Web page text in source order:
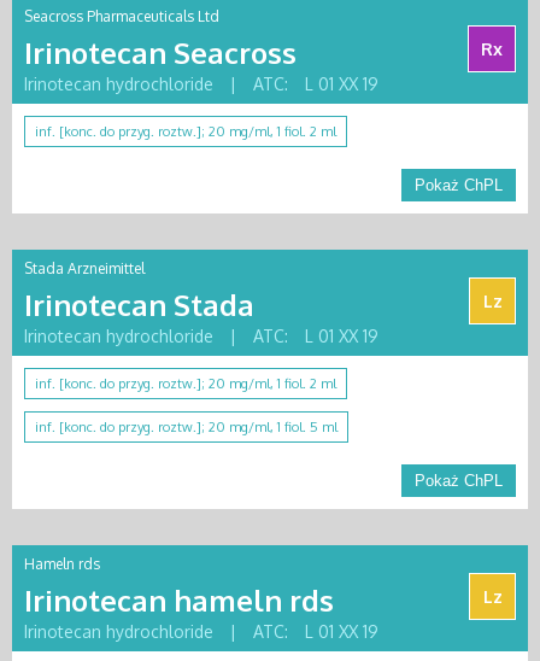
Seacross Pharmaceuticals Ltd
Irinotecan Seacross
Rx
Irinotecan hydrochloride
| ATC: L 01 XX 19
inf. [konc. do przyg. roztw.]; 20 mg/ml, 1 fiol. 2 ml
Pokaż ChPL
Stada Arzneimittel
Irinotecan Stada
Lz
Irinotecan hydrochloride
| ATC: L 01 XX 19
inf. [konc. do przyg. roztw.]; 20 mg/ml, 1 fiol. 2 ml
inf. [konc. do przyg. roztw.]; 20 mg/ml, 1 fiol. 5 ml
Pokaż ChPL
Hameln rds
Irinotecan hameln rds
Lz
Irinotecan hydrochloride
| ATC: L 01 XX 19